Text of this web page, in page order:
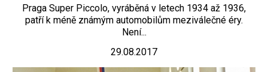
Praga Super Piccolo, vyráběná v letech 1934 až 1936,
patří k méně známým automobilům meziválečné éry.
Není...
29.08.2017